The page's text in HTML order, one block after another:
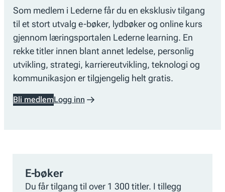
Som medlem i Lederne får du en eksklusiv tilgang
til et stort utvalg e-bøker, lydbøker og online kurs
gjennom læringsportalen Lederne learning. En
rekke titler innen blant annet ledelse, personlig
utvikling, strategi, karriereutvikling, teknologi og
kommunikasjon er tilgjengelig helt gratis.
Bli medlemLogg inn
E-bøker
Du får tilgang til over 1 300 titler. I tillegg